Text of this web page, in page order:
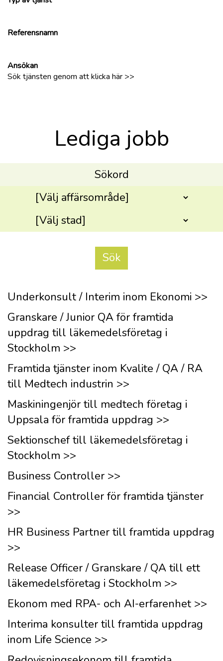
Referensnamn
Ansökan
Sök tjänsten genom att klicka här >>
Lediga jobb
Underkonsult / Interim inom Ekonomi >>
Granskare / Junior QA för framtida
uppdrag till läkemedelsföretag i
Stockholm >>
Framtida tjänster inom Kvalite / QA / RA
till Medtech industrin >>
Maskiningenjör till medtech företag i
Uppsala för framtida uppdrag >>
Sektionschef till läkemedelsföretag i
Stockholm >>
Business Controller >>
Financial Controller för framtida tjänster
>>
HR Business Partner till framtida uppdrag
>>
Release Officer / Granskare / QA till ett
läkemedelsföretag i Stockholm >>
Ekonom med RPA- och AI-erfarenhet >>
Interima konsulter till framtida uppdrag
inom Life Science >>